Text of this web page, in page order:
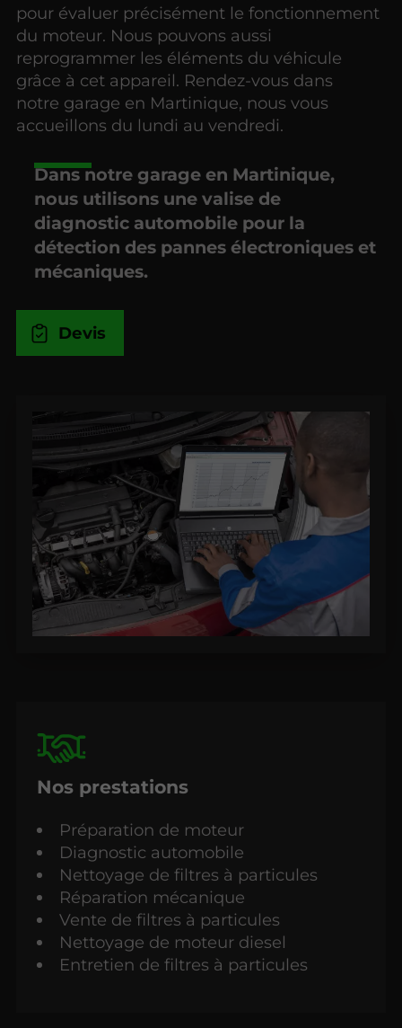
pour évaluer précisément le fonctionnement
du moteur. Nous pouvons aussi
reprogrammer les éléments du véhicule
grâce à cet appareil. Rendez-vous dans
notre garage en Martinique, nous vous
accueillons du lundi au vendredi.
Dans notre garage en Martinique,
nous utilisons une valise de
diagnostic automobile pour la
détection des pannes électroniques et
mécaniques.
Devis
Nos prestations
Préparation de moteur
Diagnostic automobile
Nettoyage de filtres à particules
Réparation mécanique
Vente de filtres à particules
Nettoyage de moteur diesel
Entretien de filtres à particules